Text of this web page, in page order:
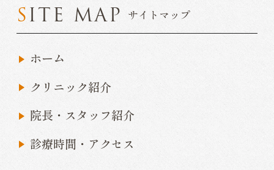
SITE MAP サイトマップ
ホーム
クリニック紹介
院長・スタッフ紹介
診療時間・アクセス